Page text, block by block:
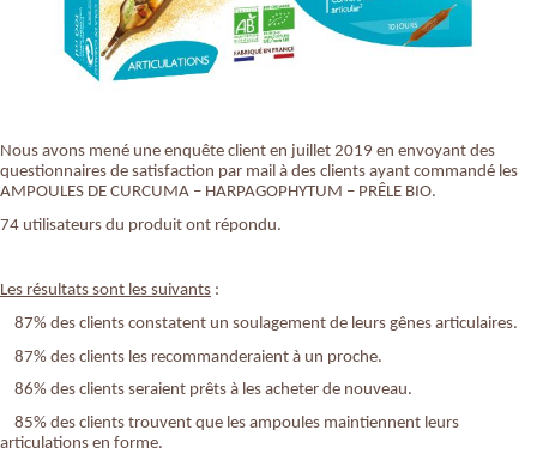
Nous avons mené une enquête client en juillet 2019 en envoyant des
questionnaires de satisfaction par mail à des clients ayant commandé les
AMPOULES DE CURCUMA – HARPAGOPHYTUM – PRÊLE BIO.
74 utilisateurs du produit ont répondu.
Les résultats sont les suivants :
87% des clients constatent un soulagement de leurs gênes articulaires.
87% des clients les recommanderaient à un proche.
86% des clients seraient prêts à les acheter de nouveau.
85% des clients trouvent que les ampoules maintiennent leurs
articulations en forme.